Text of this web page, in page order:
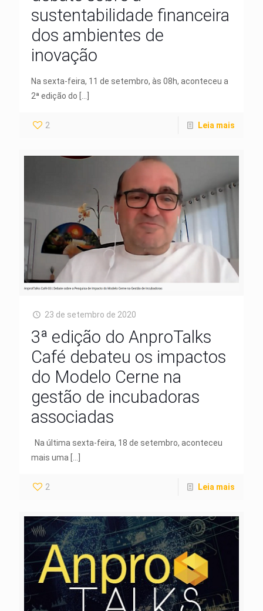
sustentabilidade financeira
dos ambientes de
inovação
Na sexta-feira, 11 de setembro, às 08h, aconteceu a
2ª edição do
2 Leia mais
23 de setembro de 2020
3ª edição do AnproTalks
Café debateu os impactos
do Modelo Cerne na
gestão de incubadoras
associadas
Na última sexta-feira, 18 de setembro, aconteceu
mais uma […]
2 Leia mais